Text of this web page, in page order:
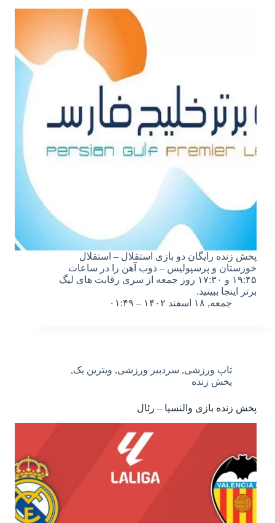
پخش زنده رایگان دو بازی استقلال – استقلال
خوزستان و پرسپولیس – ذوب آهن را در ساعات
۱۹:۴۵ و ۱۷:۳۰ روز جمعه از سری رقابت های لیگ
برتر اینجا ببینید.
جمعه, ۱۸ اسفند ۱۴۰۲ – ۰۱:۴۹
تاپ ورزشی, سردبیر ورزشی, ویترین یک,
پخش زنده
پخش زنده بازی والنسیا – رئال